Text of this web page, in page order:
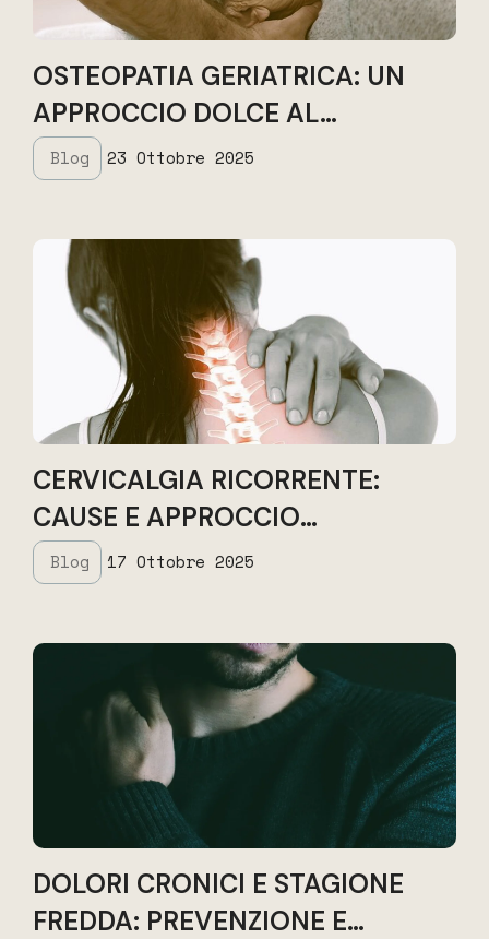
Blog 23 Ottobre 2025
OSTEOPATIA GERIATRICA: UN
APPROCCIO DOLCE AL
BENESSERE NELLA TERZA ETÀ
Blog 17 Ottobre 2025
CERVICALGIA RICORRENTE:
CAUSE E APPROCCIO
OSTEOPATICO
DOLORI CRONICI E STAGIONE
FREDDA: PREVENZIONE E